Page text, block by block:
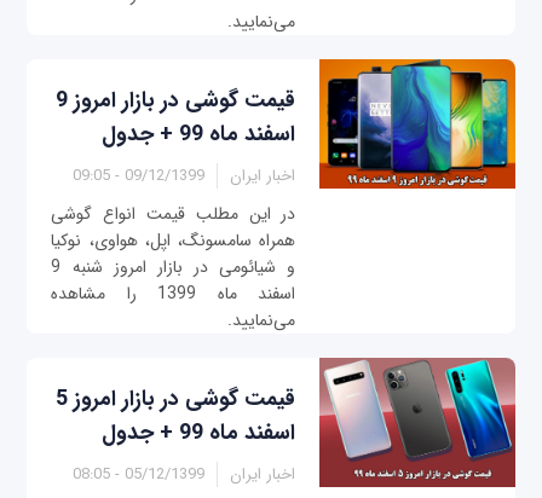
می‌نمایید.
قیمت گوشی در بازار امروز 9
اسفند ماه 99 + جدول
اخبار ایران 09/12/1399 - 09:05
در این مطلب قیمت انواع گوشی
همراه سامسونگ، اپل، هواوی، نوکیا
و شیائومی در بازار امروز ‌‌شنبه 9
اسفند ماه 1399 را مشاهده
می‌نمایید.
قیمت گوشی در بازار امروز 5
اسفند ماه 99 + جدول
اخبار ایران 05/12/1399 - 08:05